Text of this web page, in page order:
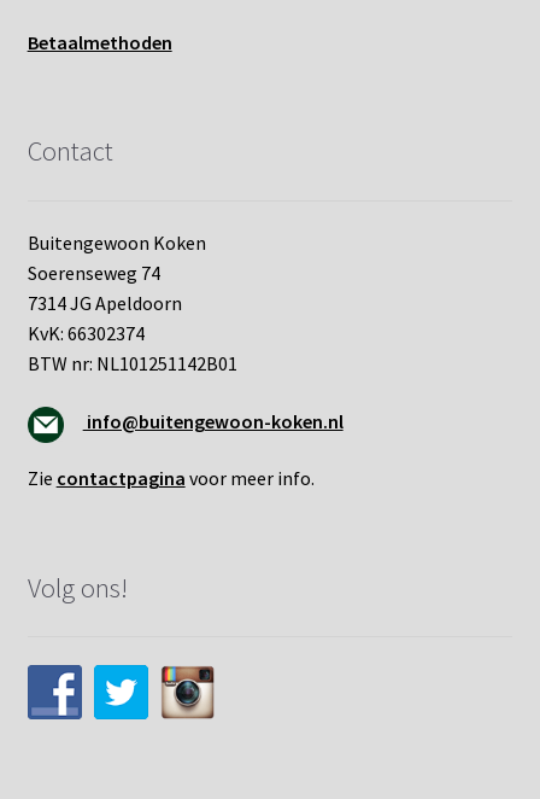
Betaalmethoden
Contact
Buitengewoon Koken
Soerenseweg 74
7314 JG Apeldoorn
KvK: 66302374
BTW nr: NL101251142B01
info@buitengewoon-koken.nl
Zie contactpagina voor meer info.
Volg ons!